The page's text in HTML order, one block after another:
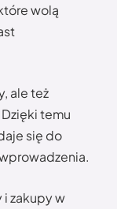
wolą
ale też
temu
się do
i zakupy w